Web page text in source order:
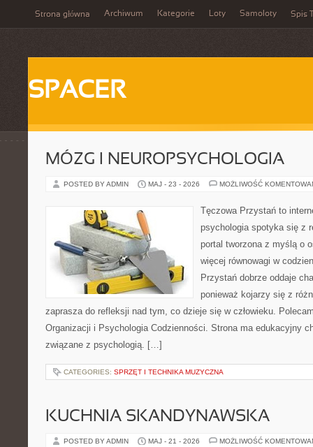
Strona główna Archiwum Kategorie Loty Samoloty Spis
SPACER
MÓZG I NEUROPSYCHOLOGIA
POSTED BY ADMIN MAJ - 23 - 2026 MOŻLIWOŚĆ
Tęczowa Przystań to
psychologia spotyka się z
portal tworzona z myślą o
więcej równowagi w
Przystań dobrze oddaje
ponieważ kojarzy się z
zaprasza do refleksji nad tym, co dzieje się w człowieku.
Organizacji i Psychologia Codzienności. Strona ma edukacyjny
związane z psychologią. […]
CATEGORIES: SPRZĘT I TECHNIKA MUZYCZNA
KUCHNIA SKANDYNAWSKA
POSTED BY ADMIN MAJ - 21 - 2026 MOŻLIWOŚĆ